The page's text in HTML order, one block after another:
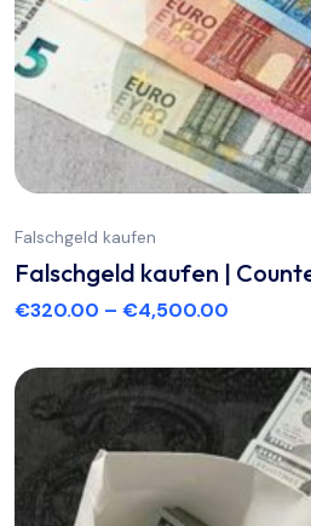
Falschgeld kaufen
Falschgeld kaufen |
€320.00 – €4,500.00